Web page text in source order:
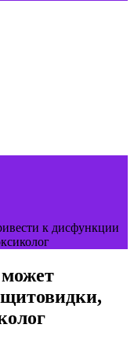
к дисфункции